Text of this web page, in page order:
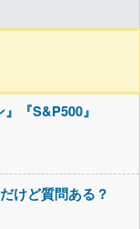
『S&P500』
けど質問ある？